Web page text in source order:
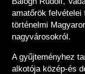
amatőrök felvételei
történelmi
nagyvárosokról.
A gyűjteményhez
alkotója közép-és